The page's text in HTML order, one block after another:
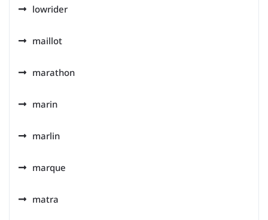
lowrider
maillot
marathon
marin
marlin
marque
matra